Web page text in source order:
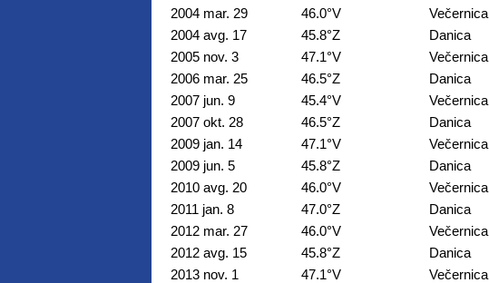
2004 mar. 29
46.0°V
Večernica
2004 avg. 17
45.8°Z
Danica
2005 nov. 3
47.1°V
Večernica
2006 mar. 25
46.5°Z
Danica
2007 jun. 9
45.4°V
Večernica
2007 okt. 28
46.5°Z
Danica
2009 jan. 14
47.1°V
Večernica
2009 jun. 5
45.8°Z
Danica
2010 avg. 20
46.0°V
Večernica
2011 jan. 8
47.0°Z
Danica
2012 mar. 27
46.0°V
Večernica
2012 avg. 15
45.8°Z
Danica
2013 nov. 1
47.1°V
Večernica